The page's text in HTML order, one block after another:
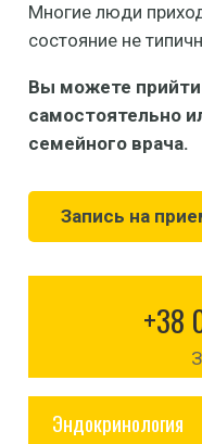
Многие люди
состояние не
Вы можете
самостоятельно
семейного врача.
Запись на
+38
Эндокринология